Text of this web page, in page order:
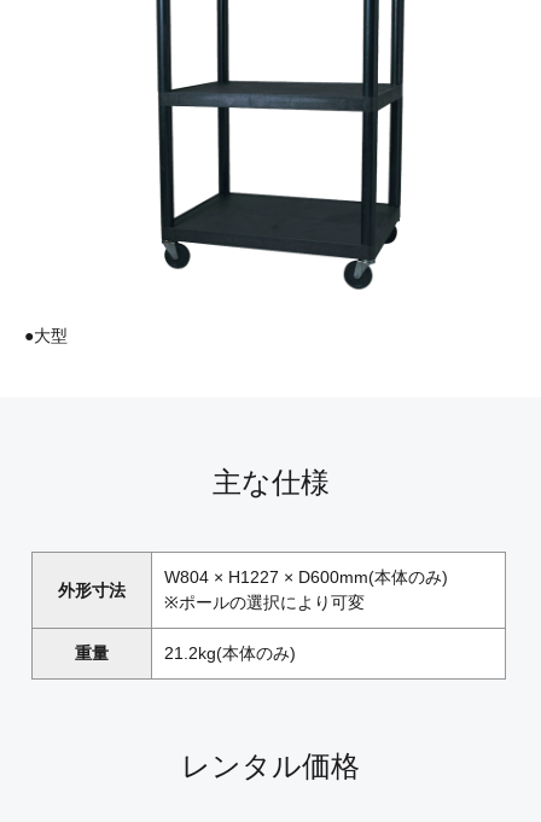
●大型
主な仕様
外形寸法
W804 × H1227 × D600mm(本体のみ)
※ポールの選択により可変
重量 21.2kg(本体のみ)
レンタル価格